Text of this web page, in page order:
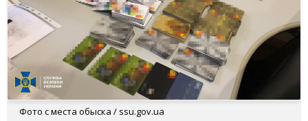
Фото с места обыска / ssu.gov.ua